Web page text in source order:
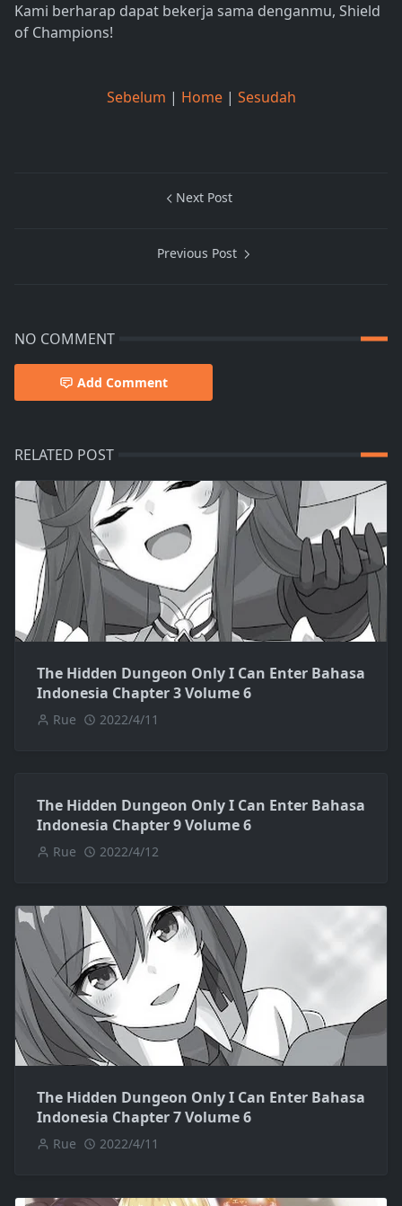
Kami berharap dapat bekerja sama denganmu, Shield
of Champions!
Sebelum | Home | Sesudah
Next Post
Previous Post
NO COMMENT
Add Comment
RELATED POST
The Hidden Dungeon Only I Can Enter Bahasa
Indonesia Chapter 3 Volume 6
Rue 2022/4/11
The Hidden Dungeon Only I Can Enter Bahasa
Indonesia Chapter 9 Volume 6
Rue 2022/4/12
The Hidden Dungeon Only I Can Enter Bahasa
Indonesia Chapter 7 Volume 6
Rue 2022/4/11